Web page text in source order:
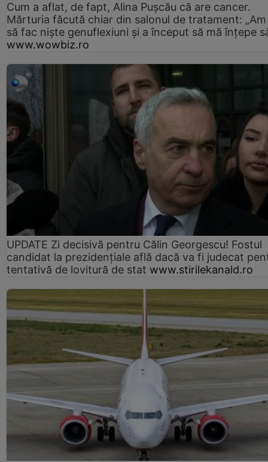
Cum a aflat, de fapt, Alina Pușcău că are cancer.
Mărturia făcută chiar din salonul de tratament:
să fac niște genuflexiuni și a început să mă înțepe
www.wowbiz.ro
UPDATE Zi decisivă pentru Călin Georgescu! Fostul
candidat la prezidențiale află dacă va fi judecat
tentativă de lovitură de stat www.stirilekanald.ro